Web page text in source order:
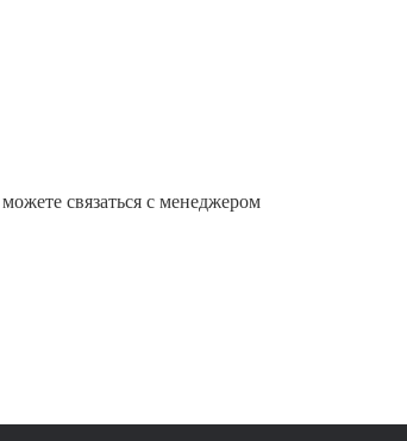
связаться с менеджером